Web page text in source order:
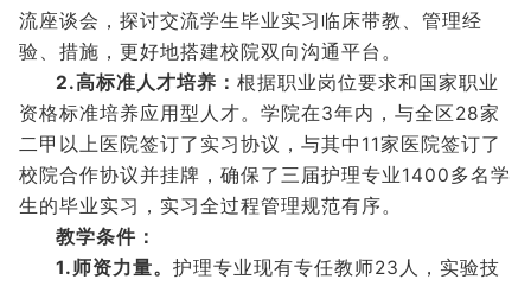
流座谈会，探讨交流学生毕业实习临床带教、管理经
验、措施，更好地搭建校院双向沟通平台。
2.高标准人才培养： 根据职业岗位要求和国家职业
资格标准培养应用型人才。学院在3年内，与全区28家
二甲以上医院签订了实习协议，与其中11家医院签订了
校院合作协议并挂牌，确保了三届护理专业1400多名学
生的毕业实习，实习全过程管理规范有序。
教学条件：
1.师资力量。 护理专业现有专任教师23人，实验技